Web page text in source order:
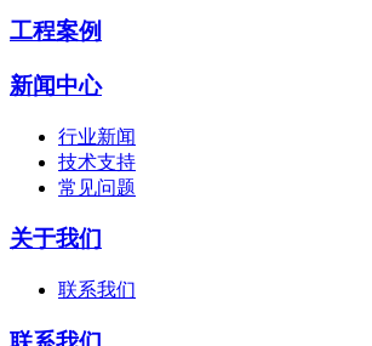
工程案例
新闻中心
行业新闻
技术支持
常见问题
关于我们
联系我们